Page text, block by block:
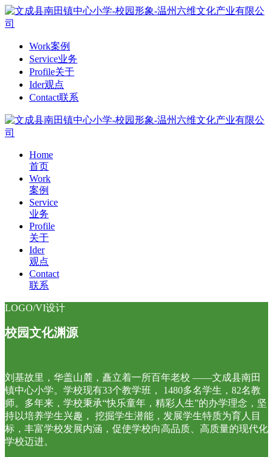
Work案例
Service业务
Profile关于
Ider观点
Contact联系
Home
首页
Work
案例
Service
业务
Profile
关于
Ider
观点
Contact
联系
LOGO/VI设计
校园文化渊源
刘基故里，华盖山麓，矗立着一所百年老校 ——文成县南田
镇中心小学。学校现有33个教学班， 1480多名学生，82名教
师。多年来，学校秉承“快乐童年，精彩人生”的办学理念，坚
持以培养学生兴趣， 挖掘学生潜能，发展学生特质为育人目
标，丰富学校发展内涵，促使学校向高品质、高质量的现代化
学校迈进。